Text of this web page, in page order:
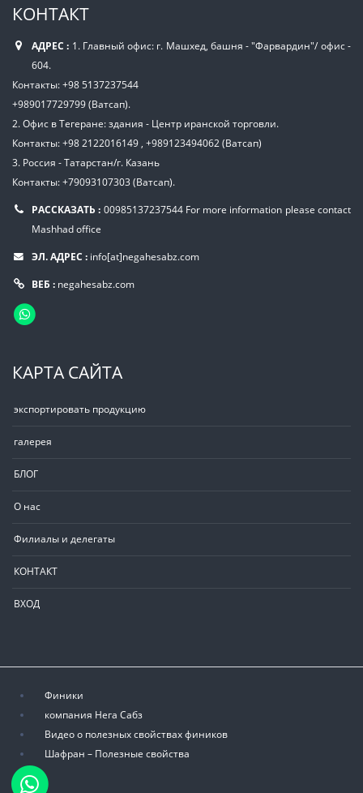
КОНТАКТ
АДРЕС : 1. Главный офис: г. Машхед, башня - "Фарвардин"/ офис -
604.
Контакты: +98 5137237544
+989017729799 (Ватсап).
2. Офис в Тегеране: здания - Центр иранской торговли.
Контакты: +98 2122016149 , +989123494062 (Ватсап)
3. Россия - Татарстан/г. Казань
Контакты: +79093107303 (Ватсап).
РАССКАЗАТЬ : 00985137237544 For more information please contact
Mashhad office
ЭЛ. АДРЕС : info[at]negahesabz.com
ВЕБ : negahesabz.com
КАРТА САЙТА
экспортировать продукцию
галерея
БЛОГ
О нас
Филиалы и делегаты
КОНТАКТ
ВХОД
Финики
компания Нега Сабз
Видео о полезных свойствах фиников
Шафран – Полезные свойства